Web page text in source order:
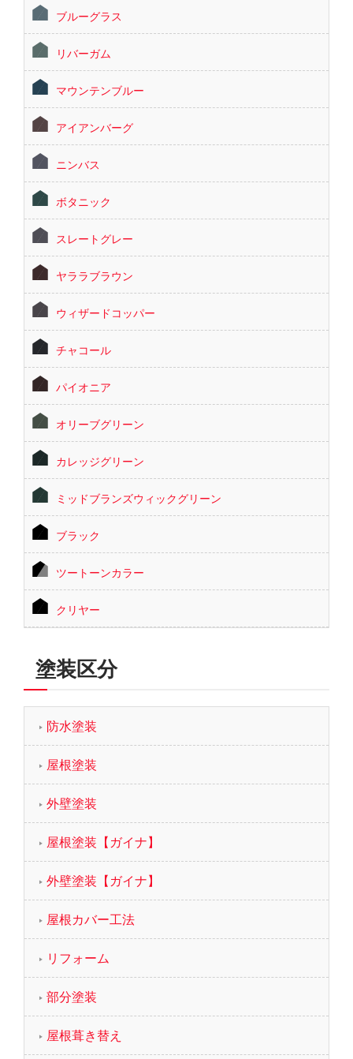
ブルーグラス
リバーガム
マウンテンブルー
アイアンバーグ
ニンバス
ボタニック
スレートグレー
ヤララブラウン
ウィザードコッパー
チャコール
パイオニア
オリーブグリーン
カレッジグリーン
ミッドブランズウィックグリーン
ブラック
ツートーンカラー
クリヤー
塗装区分
防水塗装
屋根塗装
外壁塗装
屋根塗装【ガイナ】
外壁塗装【ガイナ】
屋根カバー工法
リフォーム
部分塗装
屋根葺き替え